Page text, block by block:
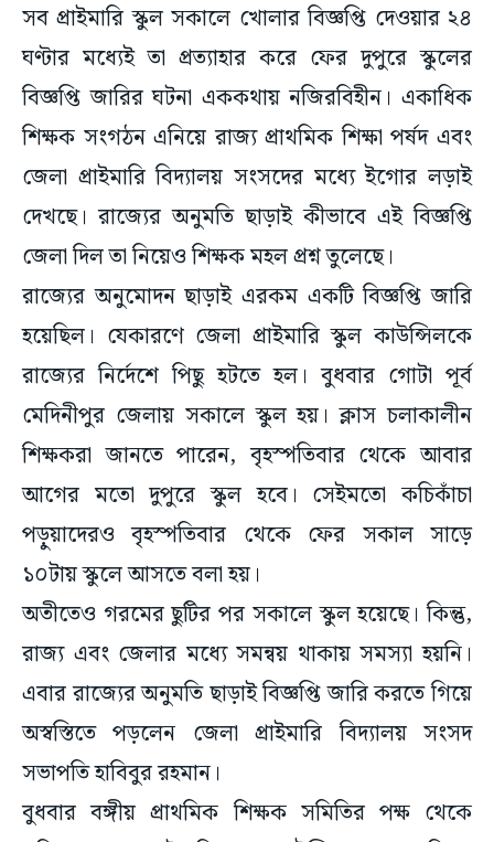
সব প্রাইমারি স্কুল সকালে খোলার বিজ্ঞপ্তি দেওয়ার ২৪
ঘণ্টার মধ্যেই তা প্রত্যাহার করে ফের দুপুরে স্কুলের
বিজ্ঞপ্তি জারির ঘটনা এককথায় নজিরবিহীন। একাধিক
শিক্ষক সংগঠন এনিয়ে রাজ্য প্রাথমিক শিক্ষা পর্ষদ এবং
জেলা প্রাইমারি বিদ্যালয় সংসদের মধ্যে ইগোর লড়াই
দেখছে। রাজ্যের অনুমতি ছাড়াই কীভাবে এই বিজ্ঞপ্তি
জেলা দিল তা নিয়েও শিক্ষক মহল প্রশ্ন তুলেছে।
রাজ্যের অনুমোদন ছাড়াই এরকম একটি বিজ্ঞপ্তি জারি
হয়েছিল। যেকারণে জেলা প্রাইমারি স্কুল কাউন্সিলকে
রাজ্যের নির্দেশে পিছু হটতে হল। বুধবার গোটা পূর্ব
মেদিনীপুর জেলায় সকালে স্কুল হয়। ক্লাস চলাকালীন
শিক্ষকরা জানতে পারেন, বৃহস্পতিবার থেকে আবার
আগের মতো দুপুরে স্কুল হবে। সেইমতো কচিকাঁচা
পড়ুয়াদেরও বৃহস্পতিবার থেকে ফের সকাল সাড়ে
১০টায় স্কুলে আসতে বলা হয়।
অতীতেও গরমের ছুটির পর সকালে স্কুল হয়েছে। কিন্তু,
রাজ্য এবং জেলার মধ্যে সমন্বয় থাকায় সমস্যা হয়নি।
এবার রাজ্যের অনুমতি ছাড়াই বিজ্ঞপ্তি জারি করতে গিয়ে
অস্বস্তিতে পড়লেন জেলা প্রাইমারি বিদ্যালয় সংসদ
সভাপতি হাবিবুর রহমান।
বুধবার বঙ্গীয় প্রাথমিক শিক্ষক সমিতির পক্ষ থেকে